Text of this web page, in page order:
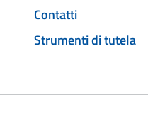
Contatti
Strumenti di tutela